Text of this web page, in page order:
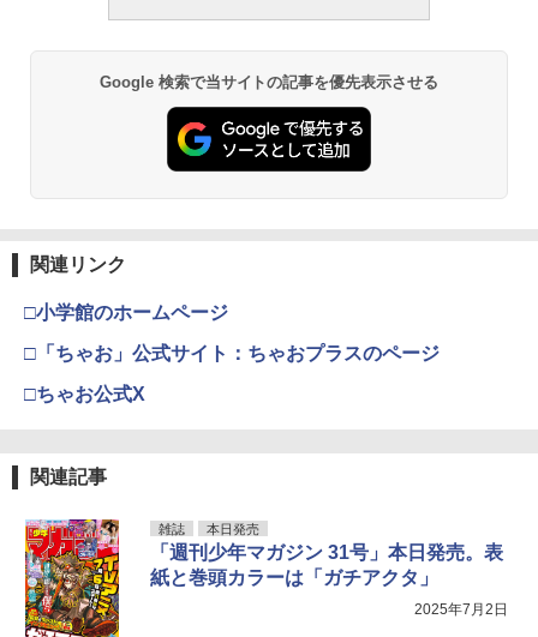
Google 検索で当サイトの記事を優先表示させる
関連リンク
□小学館のホームページ
□「ちゃお」公式サイト：ちゃおプラスのページ
□ちゃお公式X
関連記事
雑誌 本日発売
「週刊少年マガジン 31号」本日発売。表
紙と巻頭カラーは「ガチアクタ」
2025年7月2日